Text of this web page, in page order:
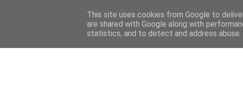
This site uses cookies from Google to
are shared with Google along with
statistics, and to detect and address abuse.